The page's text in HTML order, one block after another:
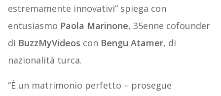
estremamente innovativi” spiega con
entusiasmo Paola Marinone, 35enne cofounder
di BuzzMyVideos con Bengu Atamer, di
nazionalità turca.
“È un matrimonio perfetto – prosegue